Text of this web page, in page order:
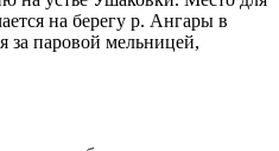
на берегу р. Ангары в
за паровой мельницей,